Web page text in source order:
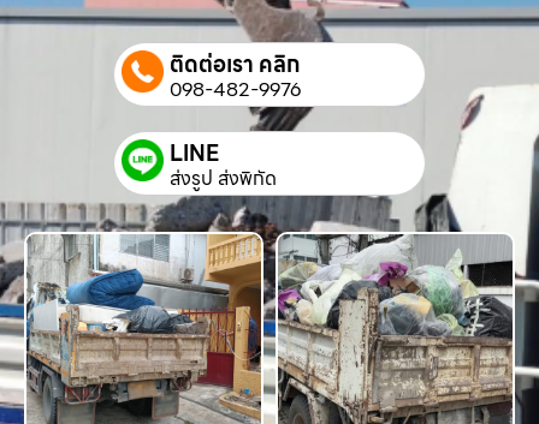
ติดต่อเรา คลิก
098-482-9976
LINE
ส่งรูป ส่งพิกัด